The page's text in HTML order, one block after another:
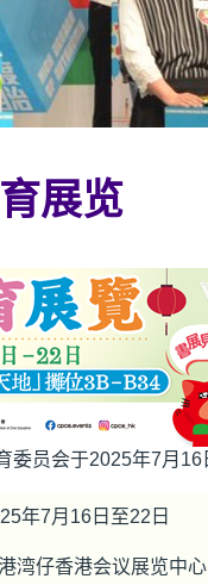
展览
委员会于2025年7月
年7月16日至22日
湾仔香港会议展览中